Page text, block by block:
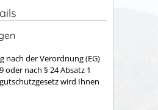
nach der Verordnung (EG)
oder nach § 24 Absatz 1
wird Ihnen